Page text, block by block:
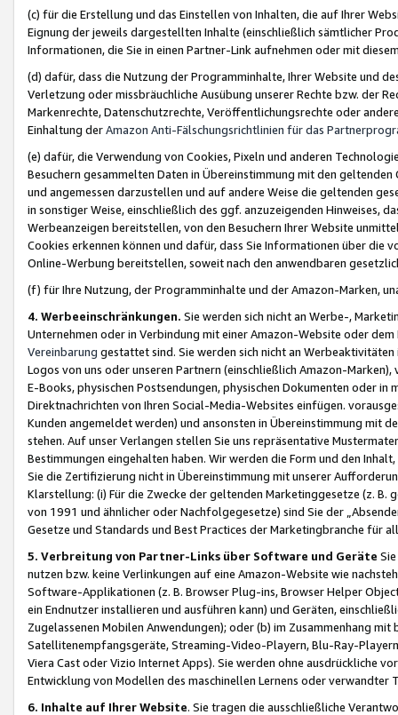
(c) für die Erstellung und das Einstellen von Inhalten, die auf Ihrer
Eignung der jeweils dargestellten Inhalte (einschließlich sämtlicher
Informationen, die Sie in einen Partner-Link aufnehmen oder mit
(d) dafür, dass die Nutzung der Programminhalte, Ihrer Website und
Verletzung oder missbräuchliche Ausübung unserer Rechte bzw. der
Markenrechte, Datenschutzrechte, Veröffentlichungsrechte oder
Einhaltung derAmazon Anti-Fälschungsrichtlinien für das
(e) dafür, die Verwendung von Cookies, Pixeln und anderen
Besuchern gesammelten Daten in Übereinstimmung mit den
und angemessen darzustellen und auf andere Weise die geltenden
in sonstiger Weise, einschließlich des ggf. anzuzeigenden Hinweises,
Werbeanzeigen bereitstellen, von den Besuchern Ihrer Website
Cookies erkennen können und dafür, dass Sie Informationen über die
Online-Werbung bereitstellen, soweit nach den anwendbaren
(f) für Ihre Nutzung, der Programminhalte und der Amazon-Marken,
4. Werbeeinschränkungen. Sie werden sich nicht an Werbe-,
Unternehmen oder in Verbindung mit einer Amazon-Website oder
Vereinbarung gestattet sind. Sie werden sich nicht an
Logos von uns oder unseren Partnern (einschließlich Amazon-
E-Books, physischen Postsendungen, physischen Dokumenten oder in
Direktnachrichten von Ihren Social-Media-Websites einfügen.
Kunden angemeldet werden) und ansonsten in Übereinstimmung mit
stehen. Auf unser Verlangen stellen Sie uns repräsentative
Bestimmungen eingehalten haben. Wir werden die Form und den
Sie die Zertifizierung nicht in Übereinstimmung mit unserer
Klarstellung: (i) Für die Zwecke der geltenden Marketinggesetze (z. B.
von 1991 und ähnlicher oder Nachfolgegesetze) sind Sie der
Gesetze und Standards und Best Practices der Marketingbranche für
5. Verbreitung von Partner-Links über Software und Geräte
nutzen bzw. keine Verlinkungen auf eine Amazon-Website wie
Software-Applikationen (z. B. Browser Plug-ins, Browser Helper
ein Endnutzer installieren und ausführen kann) und Geräten,
Zugelassenen Mobilen Anwendungen); oder (b) im Zusammenhang
Satellitenempfangsgeräte, Streaming-Video-Playern, Blu-Ray-
Viera Cast oder Vizio Internet Apps). Sie werden ohne ausdrückliche
Entwicklung von Modellen des maschinellen Lernens oder
6. Inhalte auf Ihrer Website. Sie tragen die ausschließliche